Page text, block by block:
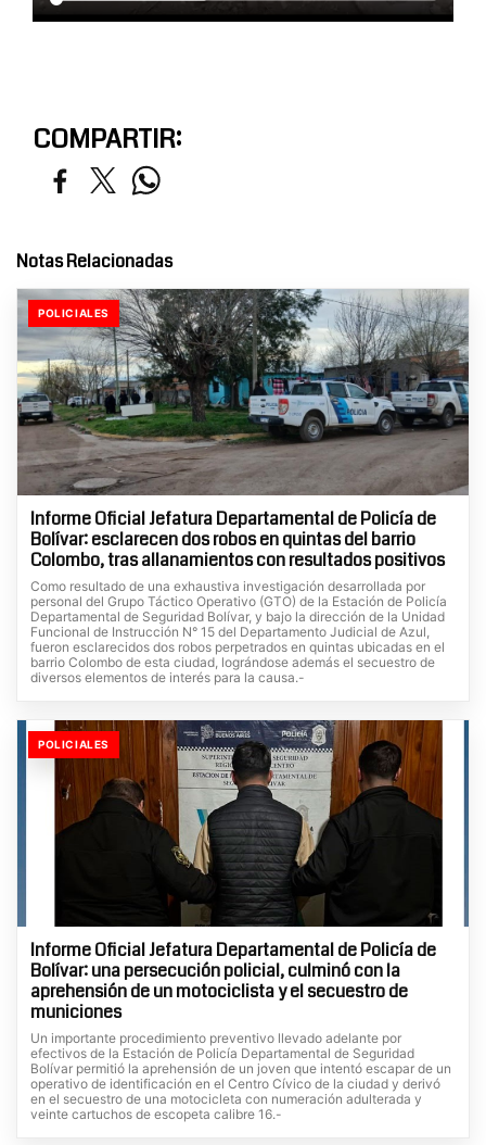
COMPARTIR:
Notas Relacionadas
POLICIALES
Informe Oficial Jefatura Departamental de Policía de
Bolívar: esclarecen dos robos en quintas del barrio
Colombo, tras allanamientos con resultados positivos
Como resultado de una exhaustiva investigación desarrollada por
personal del Grupo Táctico Operativo (GTO) de la Estación de Policía
Departamental de Seguridad Bolívar, y bajo la dirección de la Unidad
Funcional de Instrucción N° 15 del Departamento Judicial de Azul,
fueron esclarecidos dos robos perpetrados en quintas ubicadas en el
barrio Colombo de esta ciudad, lográndose además el secuestro de
diversos elementos de interés para la causa.-
POLICIALES
Informe Oficial Jefatura Departamental de Policía de
Bolívar: una persecución policial, culminó con la
aprehensión de un motociclista y el secuestro de
municiones
Un importante procedimiento preventivo llevado adelante por
efectivos de la Estación de Policía Departamental de Seguridad
Bolívar permitió la aprehensión de un joven que intentó escapar de un
operativo de identificación en el Centro Cívico de la ciudad y derivó
en el secuestro de una motocicleta con numeración adulterada y
veinte cartuchos de escopeta calibre 16.-